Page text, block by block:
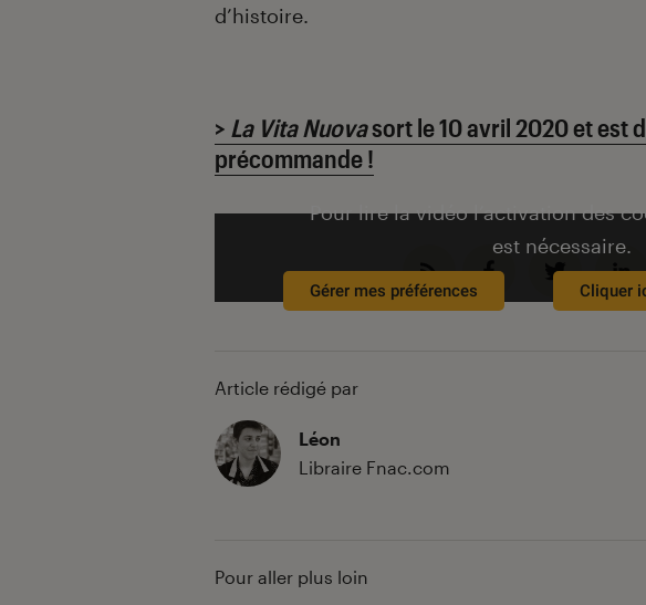
d’histoire.
> La Vita Nuovasort le 10 avril 2020 et est
précommande !
Pour lire la vidéo l’activation des
est nécessaire.
Gérer mes préférences Cliquer
Article rédigé par
Léon
Libraire Fnac.com
Pour aller plus loin